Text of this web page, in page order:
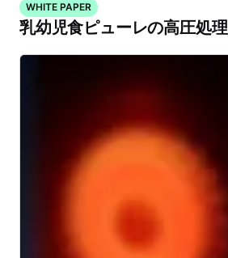
WHITE PAPER
乳幼児食ピューレの高圧処理